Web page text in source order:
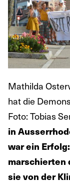
Mathilda
hat die
Foto: Tobias
in
war ein
marschierten
sie von der